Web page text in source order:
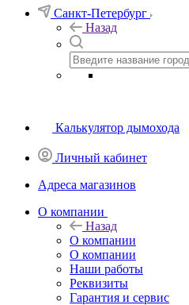
Санкт-Петербург
Назад
Калькулятор дымохода
Личный кабинет
Адреса магазинов
O компании
Назад
O компании
О компании
Наши работы
Реквизиты
Гарантия и сервис